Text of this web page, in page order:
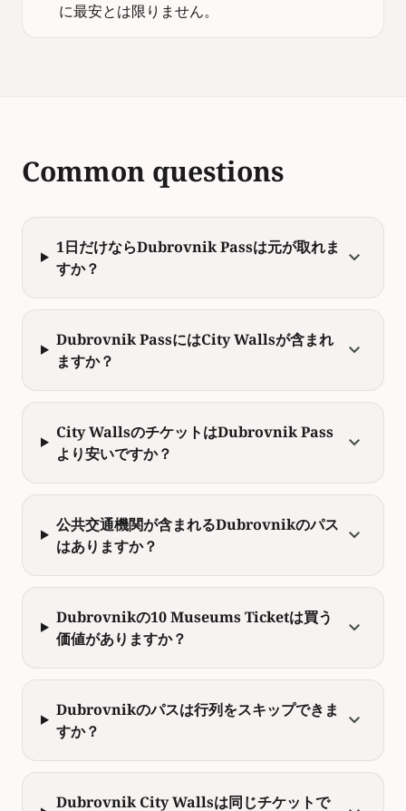
に最安とは限りません。
Common questions
1日だけならDubrovnik Passは元が取れま
すか？
expand_more
Dubrovnik PassにはCity Wallsが含まれ
ますか？
expand_more
City WallsのチケットはDubrovnik Pass
より安いですか？
expand_more
公共交通機関が含まれるDubrovnikのパス
はありますか？
expand_more
Dubrovnikの10 Museums Ticketは買う
価値がありますか？
expand_more
Dubrovnikのパスは行列をスキップできま
すか？
expand_more
Dubrovnik City Wallsは同じチケットで